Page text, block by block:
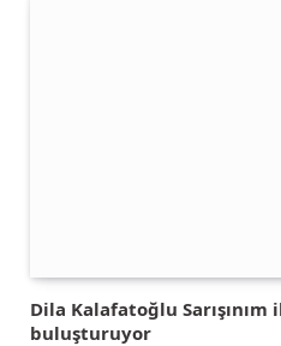
Dila Kalafatoğlu
buluşturuyor